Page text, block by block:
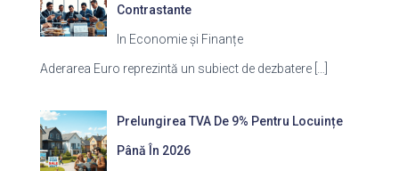
Contrastante
In Economie și Finanțe
Aderarea Euro reprezintă un subiect de dezbatere
Prelungirea TVA De 9% Pentru Locuințe
Până În 2026